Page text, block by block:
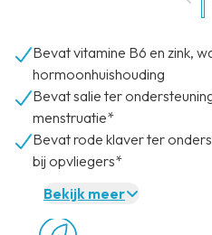
Bevat vitamine B6 en zink,
hormoonhuishouding
Bevat salie ter
menstruatie*
Bevat rode klaver ter
bij opvliegers*
Bekijk meer